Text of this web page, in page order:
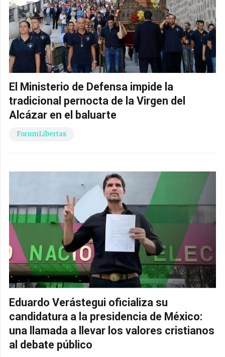
El Ministerio de Defensa impide la
tradicional pernocta de la Virgen del
Alcázar en el baluarte
ForumLibertas
Eduardo Verástegui oficializa su
candidatura a la presidencia de México:
una llamada a llevar los valores cristianos
al debate público